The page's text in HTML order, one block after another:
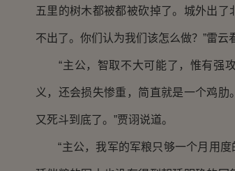
五里的树木都被都被砍掉了。城外出
不出了。你们认为我们该怎么做？”雷云
“主公，智取不大可能了，惟有强攻
义，还会损失惨重，简直就是一个鸡肋
又死斗到底了。”贾诩说道。
“主公，我军的军粮只够一个月用度